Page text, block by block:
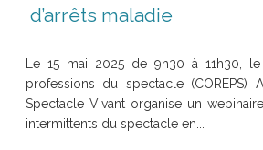
d’arrêts maladie
Le 15 mai 2025 de 9h30 à 11h30,
professions du spectacle (COREPS)
Spectacle Vivant organise un
intermittents du spectacle en...